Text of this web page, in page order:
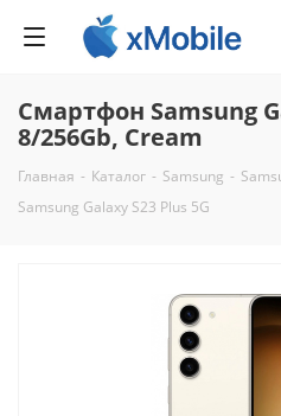
Смартфон Samsung
8/256Gb, Cream
Главная - Каталог - Samsung -
Samsung Galaxy S23 Plus 5G